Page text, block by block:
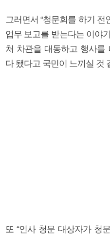
그러면서 “청문회를 하기
업무 보고를 받는다는 이야
처 차관을 대동하고 행사를
다 됐다고 국민이 느끼실 것
또 “인사 청문 대상자가 청